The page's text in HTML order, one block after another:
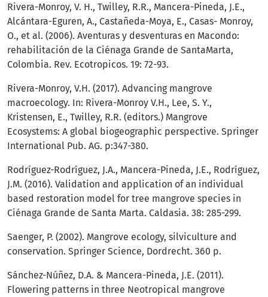
Rivera-Monroy, V. H., Twilley, R.R., Mancera-Pineda, J.E.,
Alcántara-Eguren, A., Castañeda-Moya, E., Casas- Monroy,
O., et al. (2006). Aventuras y desventuras en Macondo:
rehabilitación de la Ciénaga Grande de SantaMarta,
Colombia. Rev. Ecotropicos. 19: 72-93.
Rivera-Monroy, V.H. (2017). Advancing mangrove
macroecology. In: Rivera-Monroy V.H., Lee, S. Y.,
Kristensen, E., Twilley, R.R. (editors.) Mangrove
Ecosystems: A global biogeographic perspective. Springer
International Pub. AG. p:347-380.
Rodríguez-Rodríguez, J.A., Mancera-Pineda, J.E., Rodríguez,
J.M. (2016). Validation and application of an individual
based restoration model for tree mangrove species in
Ciénaga Grande de Santa Marta. Caldasia. 38: 285-299.
Saenger, P. (2002). Mangrove ecology, silviculture and
conservation. Springer Science, Dordrecht. 360 p.
Sánchez-Núñez, D.A. & Mancera-Pineda, J.E. (2011).
Flowering patterns in three Neotropical mangrove